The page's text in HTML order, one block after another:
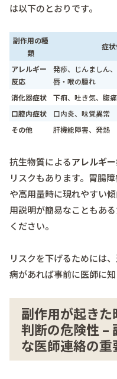
は以下のとおりです。
副作用の種
類
症
アレルギー
反応
発疹、じんましん
唇・喉の腫れ
消化器症状
下痢、吐き気、腹
口腔内症状
口内炎、味覚異常
その他
肝機能障害、発熱
抗生物質によるアレルギ
リスクもあります。胃腸
や高用量時に現れやすい
用説明が簡易なこともあ
ください。
リスクを下げるためには
病があれば事前に医師に知
副作用が起き
判断の危険性 –
な医師連絡の重